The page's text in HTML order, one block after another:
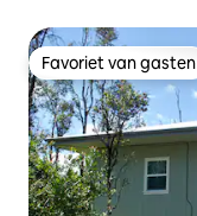
Favoriet van gasten
Favoriet van gasten